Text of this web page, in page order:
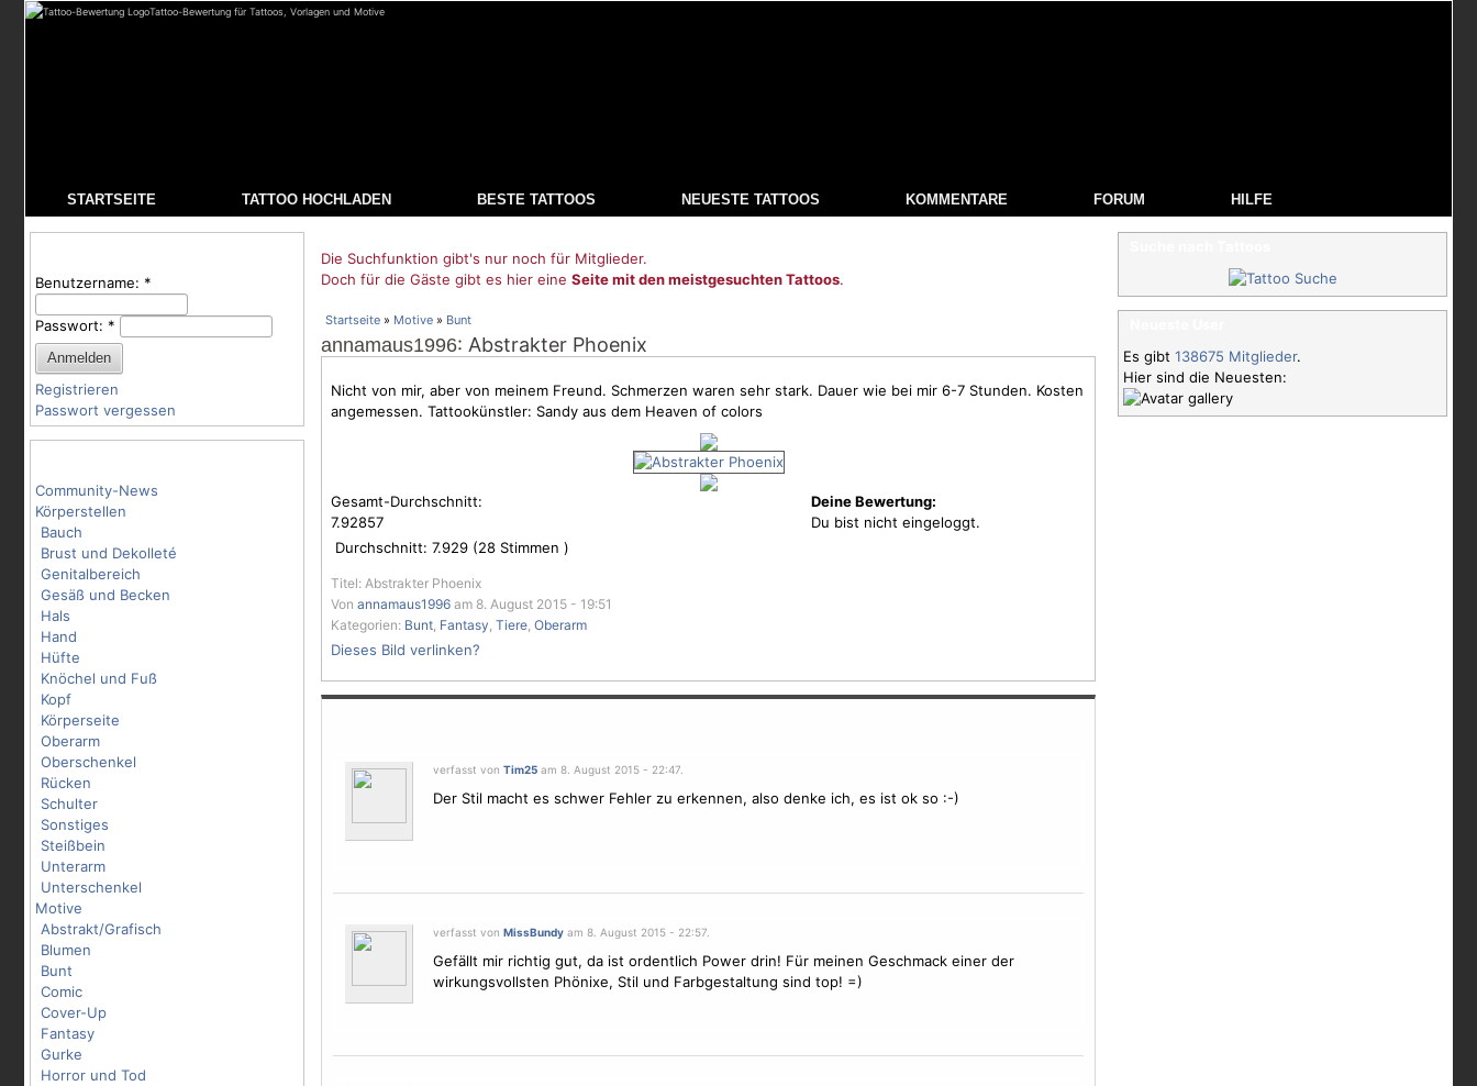
Tattoo-Bewertung für Tattoos, Vorlagen und Motive
STARTSEITE TATTOO HOCHLADEN BESTE TATTOOS NEUESTE TATTOOS KOMMENTARE FORUM HILFE
Benutzername: *
Passwort: *
Registrieren
Passwort vergessen
Community-News
Körperstellen
Bauch
Brust und Dekolleté
Genitalbereich
Gesäß und Becken
Hals
Hand
Hüfte
Knöchel und Fuß
Kopf
Körperseite
Oberarm
Oberschenkel
Rücken
Schulter
Sonstiges
Steißbein
Unterarm
Unterschenkel
Motive
Abstrakt/Grafisch
Blumen
Bunt
Comic
Cover-Up
Fantasy
Gurke
Horror und Tod
Die Suchfunktion gibt's nur noch für Mitglieder.
Doch für die Gäste gibt es hier eine Seite mit den meistgesuchten Tattoos.
Startseite » Motive » Bunt
annamaus1996: Abstrakter Phoenix
Nicht von mir, aber von meinem Freund. Schmerzen waren sehr stark. Dauer wie bei mir 6-7 Stunden. Kosten
angemessen. Tattookünstler: Sandy aus dem Heaven of colors
Gesamt-Durchschnitt:
7.92857
Durchschnitt: 7.929 (28 Stimmen )
Deine Bewertung:
Du bist nicht eingeloggt.
Titel: Abstrakter Phoenix
Von annamaus1996 am 8. August 2015 - 19:51
Kategorien: Bunt, Fantasy, Tiere, Oberarm
Dieses Bild verlinken?
verfasst von Tim25am 8. August 2015 - 22:47.
Der Stil macht es schwer Fehler zu erkennen, also denke ich, es ist ok so :-)
verfasst von MissBundyam 8. August 2015 - 22:57.
Gefällt mir richtig gut, da ist ordentlich Power drin! Für meinen Geschmack einer der
wirkungsvollsten Phönixe, Stil und Farbgestaltung sind top! =)
Es gibt 138675 Mitglieder.
Hier sind die Neuesten: